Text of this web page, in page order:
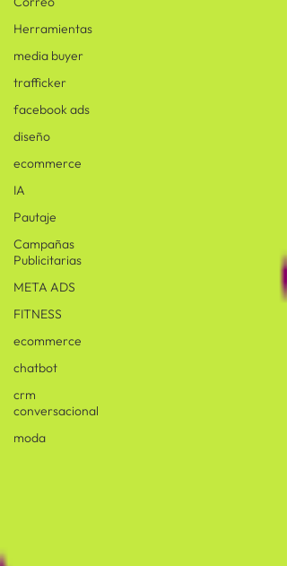
Herramientas
media buyer
trafficker
facebook ads
diseño
ecommerce
IA
Pautaje
Campañas
Publicitarias
META ADS
FITNESS
ecommerce
chatbot
crm
conversacional
moda